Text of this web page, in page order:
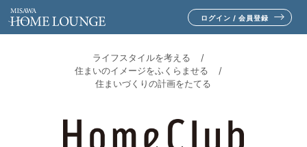
ログイン / 会員登録
ライフスタイルを考える
住まいのイメージをふくらませる
住まいづくりの計画をたてる